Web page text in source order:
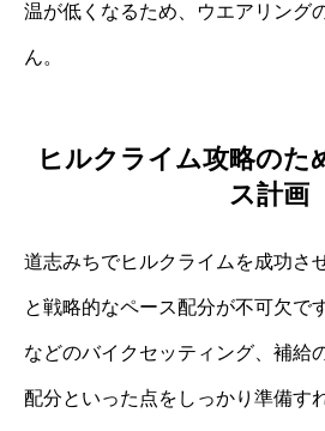
温が低くなるため、ウエアリング
ん。
ヒルクライム攻略のた
ス計画
道志みちでヒルクライムを成功さ
と戦略的なペース配分が不可欠で
などのバイクセッティング、補給
配分といった点をしっかり準備す